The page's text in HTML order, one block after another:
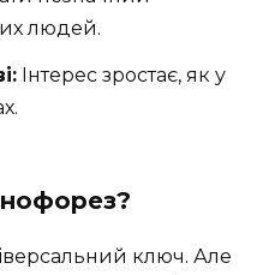
людей.
Інтерес зростає, як у
ключ. Але